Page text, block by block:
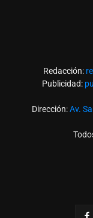
Redacción:
Publicidad:
Dirección:Av.